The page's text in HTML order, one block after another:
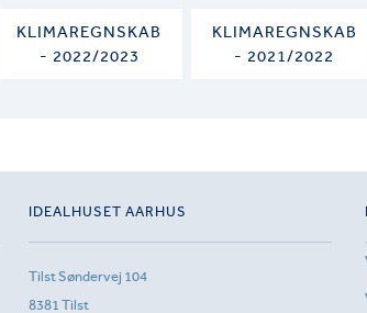
KLIMAREGNSKAB
- 2022/2023
KLIMAREGNSKAB
- 2021/2022
IDEALHUSET AARHUS
Tilst Søndervej 104
8381 Tilst